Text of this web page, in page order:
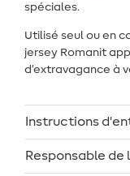
spéciales.
Utilisé seul ou en
jersey Romanit
d’extravagance à
Instructions
Responsable de